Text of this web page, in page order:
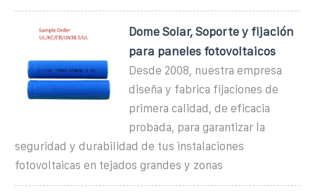
Dome Solar, Soporte y fijación
para paneles fotovoltaicos
Desde 2008, nuestra empresa
diseña y fabrica fijaciones de
primera calidad, de eficacia
probada, para garantizar la
seguridad y durabilidad de tus instalaciones
fotovoltaicas en tejados grandes y zonas